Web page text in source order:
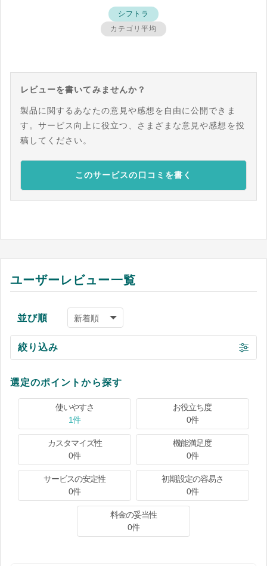
シフトラ
カテゴリ平均
レビューを書いてみませんか？
製品に関するあなたの意見や感想を自由に公開できま
す。サービス向上に役立つ、さまざまな意見や感想を投
稿してください。
このサービスの口コミを書く
ユーザーレビュー一覧
並び順
絞り込み
選定のポイントから探す
使いやすさ
1件
お役立ち度
0件
カスタマイズ性
0件
機能満足度
0件
サービスの安定性
0件
初期設定の容易さ
0件
料金の妥当性
0件